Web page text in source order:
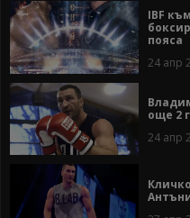
IBF
пояса
24 апр
още 2
24 апр